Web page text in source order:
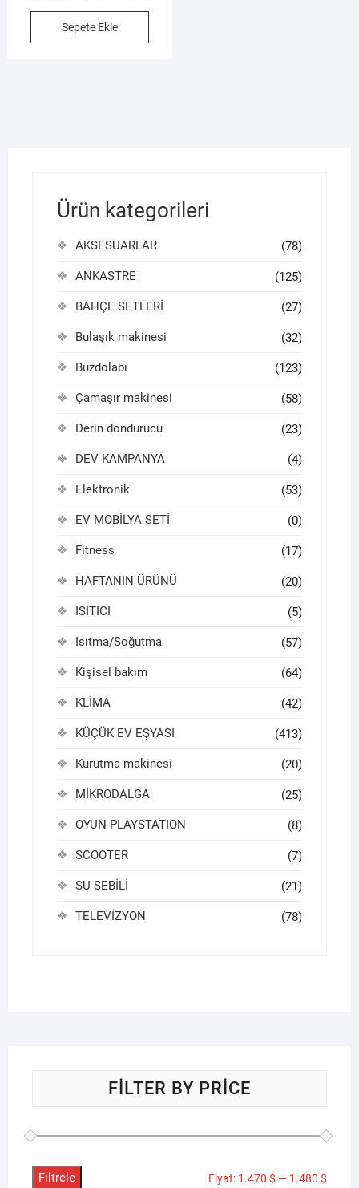
Sepete Ekle
Ürün kategorileri
AKSESUARLAR (78)
ANKASTRE (125)
BAHÇE SETLERİ (27)
Bulaşık makinesi (32)
Buzdolabı (123)
Çamaşır makinesi (58)
Derin dondurucu (23)
DEV KAMPANYA (4)
Elektronik (53)
EV MOBİLYA SETİ (0)
Fitness (17)
HAFTANIN ÜRÜNÜ (20)
ISITICI (5)
Isıtma/Soğutma (57)
Kişisel bakım (64)
KLİMA (42)
KÜÇÜK EV EŞYASI (413)
Kurutma makinesi (20)
MİKRODALGA (25)
OYUN-PLAYSTATION (8)
SCOOTER (7)
SU SEBİLİ (21)
TELEVİZYON (78)
FILTER BY PRICE
Filtrele Fiyat: 1.470 $ — 1.480 $